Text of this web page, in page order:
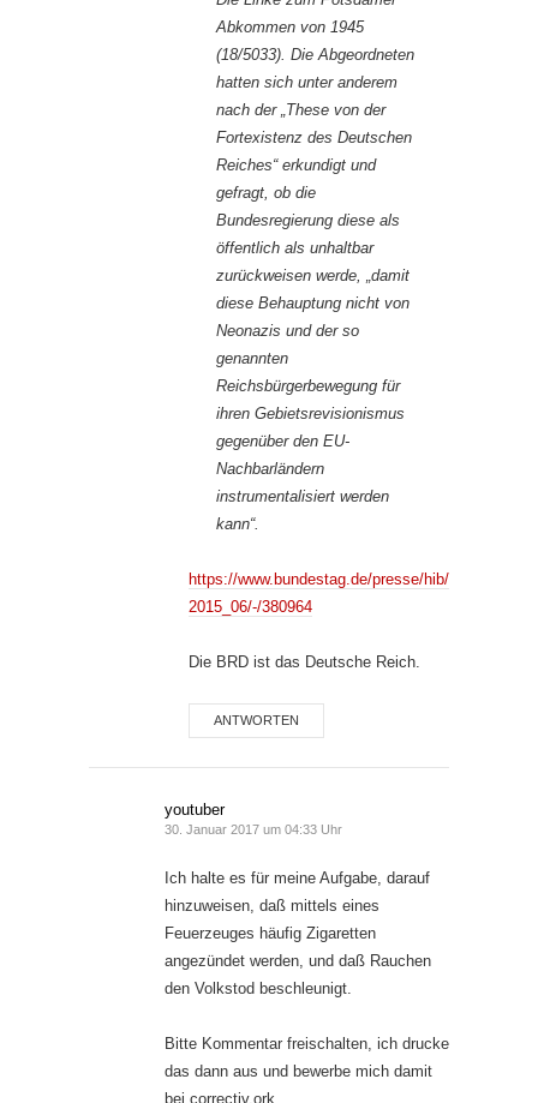
Abkommen von 1945
(18/5033). Die Abgeordneten
hatten sich unter anderem
nach der „These von der
Fortexistenz des Deutschen
Reiches“ erkundigt und
gefragt, ob die
Bundesregierung diese als
öffentlich als unhaltbar
zurückweisen werde, „damit
diese Behauptung nicht von
Neonazis und der so
genannten
Reichsbürgerbewegung für
ihren Gebietsrevisionismus
gegenüber den EU-
Nachbarländern
instrumentalisiert werden
kann“.
https://www.bundestag.de/presse/hib/
2015_06/-/380964
Die BRD ist das Deutsche Reich.
ANTWORTEN
youtuber
30. Januar 2017 um 04:33 Uhr
Ich halte es für meine Aufgabe, darauf
hinzuweisen, daß mittels eines
Feuerzeuges häufig Zigaretten
angezündet werden, und daß Rauchen
den Volkstod beschleunigt.
Bitte Kommentar freischalten, ich drucke
das dann aus und bewerbe mich damit
bei correctiv.ork